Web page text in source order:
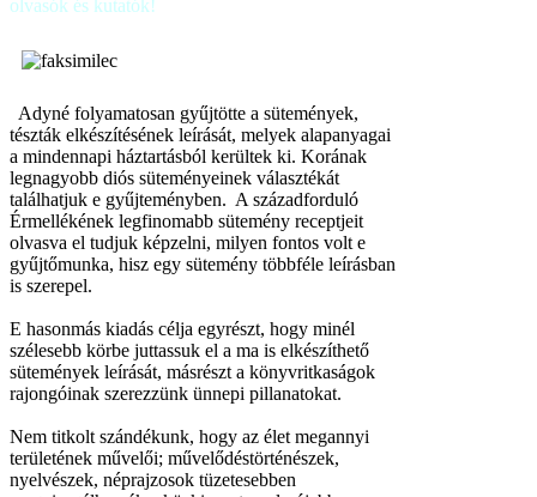
olvasók és kutatók!
Adyné folyamatosan gyűjtötte a sütemények,
tészták elkészítésének leírását, melyek alapanyagai
a mindennapi háztartásból kerültek ki. Korának
legnagyobb diós süteményeinek választékát
találhatjuk e gyűjteményben. A századforduló
Érmellékének legfinomabb sütemény receptjeit
olvasva el tudjuk képzelni, milyen fontos volt e
gyűjtőmunka, hisz egy sütemény többféle leírásban
is szerepel.
E hasonmás kiadás célja egyrészt, hogy minél
szélesebb körbe juttassuk el a ma is elkészíthető
sütemények leírását, másrészt a könyvritkaságok
rajongóinak szerezzünk ünnepi pillanatokat.
Nem titkolt szándékunk, hogy az élet megannyi
területének művelői; művelődéstörténészek,
nyelvészek, néprajzosok tüzetesebben